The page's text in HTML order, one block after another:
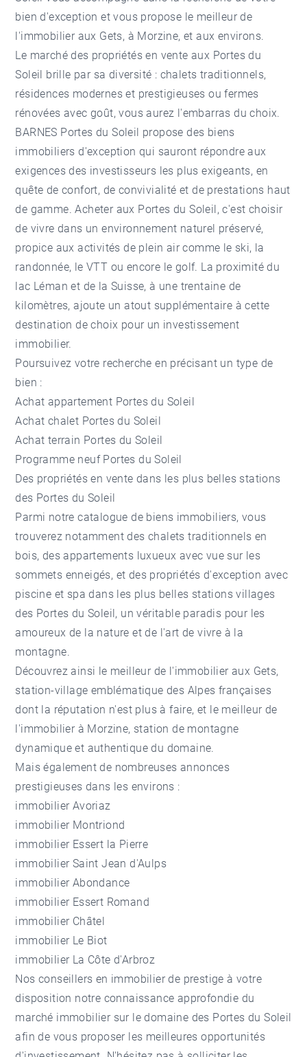
bien d'exception et vous propose le meilleur de
l'immobilier aux Gets, à Morzine, et aux environs.
Le marché des propriétés en vente aux Portes du
Soleil brille par sa diversité : chalets traditionnels,
résidences modernes et prestigieuses ou fermes
rénovées avec goût, vous aurez l'embarras du choix.
BARNES Portes du Soleil propose des biens
immobiliers d'exception qui sauront répondre aux
exigences des investisseurs les plus exigeants, en
quête de confort, de convivialité et de prestations haut
de gamme. Acheter aux Portes du Soleil, c'est choisir
de vivre dans un environnement naturel préservé,
propice aux activités de plein air comme le ski, la
randonnée, le VTT ou encore le golf. La proximité du
lac Léman et de la Suisse, à une trentaine de
kilomètres, ajoute un atout supplémentaire à cette
destination de choix pour un investissement
immobilier.
Poursuivez votre recherche en précisant un type de
bien :
Achat appartement Portes du Soleil
Achat chalet Portes du Soleil
Achat terrain Portes du Soleil
Programme neuf Portes du Soleil
Des propriétés en vente dans les plus belles stations
des Portes du Soleil
Parmi notre catalogue de biens immobiliers, vous
trouverez notamment des chalets traditionnels en
bois, des appartements luxueux avec vue sur les
sommets enneigés, et des propriétés d'exception avec
piscine et spa dans les plus belles stations villages
des Portes du Soleil, un véritable paradis pour les
amoureux de la nature et de l'art de vivre à la
montagne.
Découvrez ainsi le meilleur de l'immobilier aux Gets,
station-village emblématique des Alpes françaises
dont la réputation n'est plus à faire, et le meilleur de
l'immobilier à Morzine, station de montagne
dynamique et authentique du domaine.
Mais également de nombreuses annonces
prestigieuses dans les environs :
immobilier Avoriaz
immobilier Montriond
immobilier Essert la Pierre
immobilier Saint Jean d'Aulps
immobilier Abondance
immobilier Essert Romand
immobilier Châtel
immobilier Le Biot
immobilier La Côte d'Arbroz
Nos conseillers en immobilier de prestige à votre
disposition notre connaissance approfondie du
marché immobilier sur le domaine des Portes du Soleil
afin de vous proposer les meilleures opportunités